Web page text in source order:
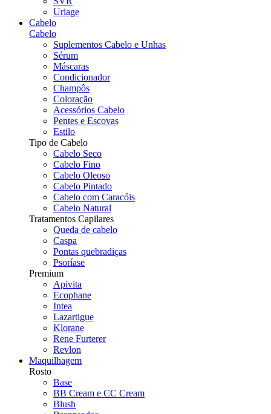
Uriage
Cabelo
Cabelo
Suplementos Cabelo e Unhas
Sérum
Máscaras
Condicionador
Champôs
Coloração
Acessórios Cabelo
Pentes e Escovas
Estilo
Tipo de Cabelo
Cabelo Seco
Cabelo Fino
Cabelo Oleoso
Cabelo Pintado
Cabelo com Caracóis
Cabelo Natural
Tratamentos Capilares
Queda de cabelo
Caspa
Pontas quebradiças
Psoríase
Premium
Apivita
Ecophane
Intea
Lazartigue
Klorane
Rene Furterer
Revlon
Maquilhagem
Rosto
Base
BB Cream e CC Cream
Blush